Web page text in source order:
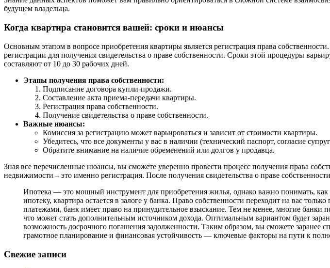
будущем владельца.
Когда квартира становится вашей: сроки и нюансы
Основным этапом в вопросе приобретения квартиры является регистрация права
регистрации для получения свидетельства о праве собственности. Сроки этой процедуры
составляют от 10 до 30 рабочих дней.
Этапы получения права собственности:
Подписание договора купли-продажи.
Составление акта приема-передачи квартиры.
Регистрация права собственности.
Получение свидетельства о праве собственности.
Важные нюансы:
Комиссия за регистрацию может варьироваться и зависит от стоимости квартиры.
Убедитесь, что все документы у вас в наличии (технический паспорт, согласие
Обратите внимание на наличие обременений или долгов у продавца.
Зная все перечисленные нюансы, вы сможете уверенно провести процесс получения права
недвижимости – это именно регистрация. После получения свидетельства о праве
Ипотека — это мощный инструмент для приобретения жилья, однако важно понимать,
ипотеку, квартира остается в залоге у банка. Право собственности переходит на вас
платежами, банк имеет право на принудительное взыскание. Тем не менее, многие банки
что может стать дополнительным источником дохода. Оптимальным вариантом будет
возможность досрочного погашения задолженности. Таким образом, вы сможете заранее
грамотное планирование и финансовая устойчивость — ключевые факторы на пути к
Свежие записи